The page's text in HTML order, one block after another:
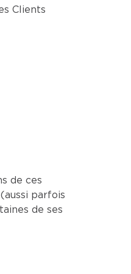
Clients
de ces
parfois
de ses